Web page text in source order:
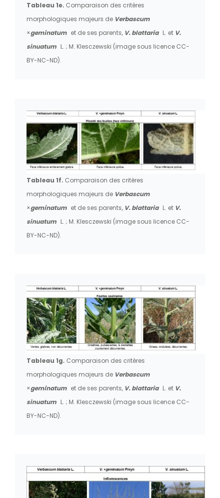
Tableau 1e. Comparaison des critères
morphologiques majeurs de Verbascum
×geminatum et de ses parents, V. blattaria L. et V.
sinuatum L. ; M. Klesczewski (image sous licence CC-
BY-NC-ND).
Tableau 1f. Comparaison des critères
morphologiques majeurs de Verbascum
×geminatum et de ses parents, V. blattaria L. et V.
sinuatum L. ; M. Klesczewski (image sous licence CC-
BY-NC-ND).
Tableau 1g. Comparaison des critères
morphologiques majeurs de Verbascum
×geminatum et de ses parents, V. blattaria L. et V.
sinuatum L. ; M. Klesczewski (image sous licence CC-
BY-NC-ND).